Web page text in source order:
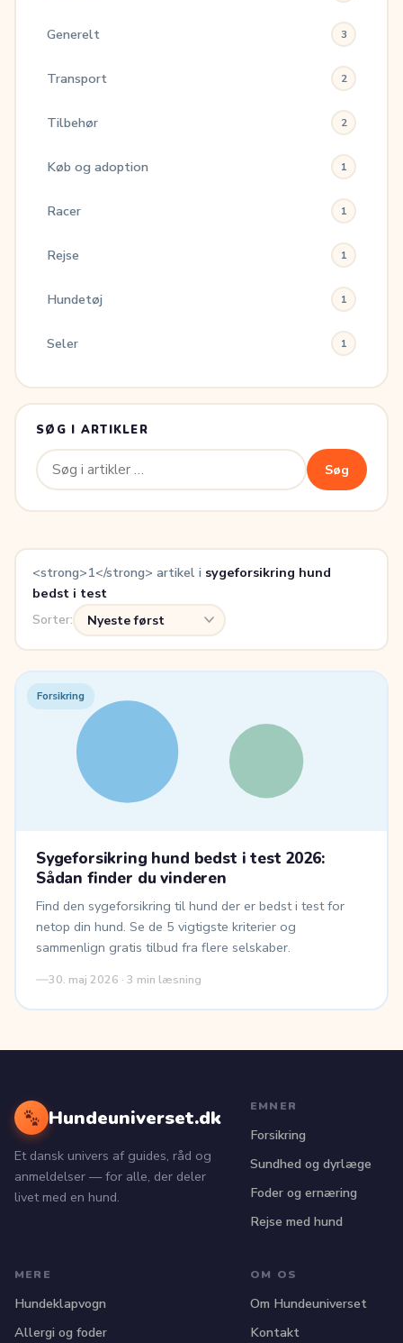
Generelt 3
Transport 2
Tilbehør 2
Køb og adoption 1
Racer 1
Rejse 1
Hundetøj 1
Seler 1
SØG I ARTIKLER
Søg
efter:
Søg
<strong>1</strong> artikel i sygeforsikring hund
bedst i test
Sorter:
Forsikring
Sygeforsikring hund bedst i test 2026:
Sådan finder du vinderen
Find den sygeforsikring til hund der er bedst i test for
netop din hund. Se de 5 vigtigste kriterier og
sammenlign gratis tilbud fra flere selskaber.
30. maj 2026 · 3 min læsning
Hundeuniverset.dk
Et dansk univers af guides, råd og
anmeldelser — for alle, der deler
livet med en hund.
EMNER
Forsikring
Sundhed og dyrlæge
Foder og ernæring
Rejse med hund
MERE
Hundeklapvogn
Allergi og foder
OM OS
Om Hundeuniverset
Kontakt